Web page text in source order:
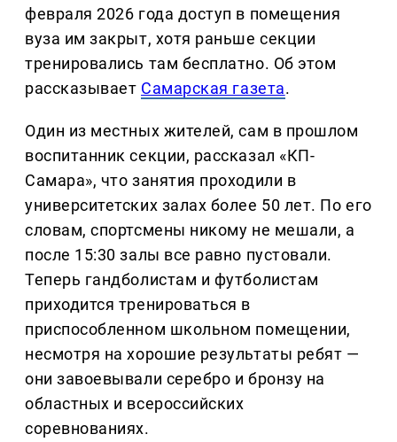
февраля 2026 года доступ в помещения
вуза им закрыт, хотя раньше секции
тренировались там бесплатно. Об этом
рассказывает Самарская газета.
Один из местных жителей, сам в прошлом
воспитанник секции, рассказал «КП-
Самара», что занятия проходили в
университетских залах более 50 лет. По его
словам, спортсмены никому не мешали, а
после 15:30 залы все равно пустовали.
Теперь гандболистам и футболистам
приходится тренироваться в
приспособленном школьном помещении,
несмотря на хорошие результаты ребят —
они завоевывали серебро и бронзу на
областных и всероссийских
соревнованиях.